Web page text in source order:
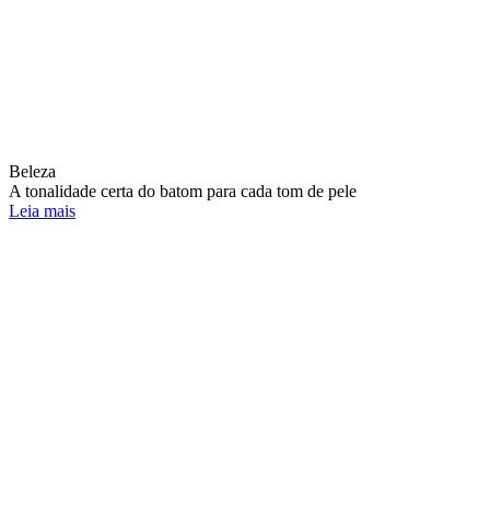
Beleza
A tonalidade certa do batom para cada tom de pele
Leia mais